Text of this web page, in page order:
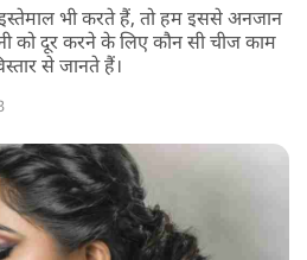
इस्तेमाल भी करते हैं, तो हम इससे अनजान
को दूर करने के लिए कौन सी चीज काम
से जानते हैं।